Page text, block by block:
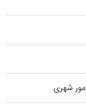
شهری